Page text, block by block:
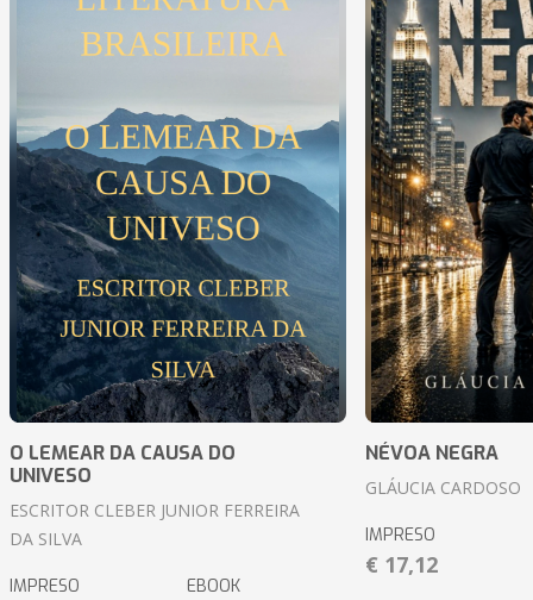
O LEMEAR DA CAUSA DO
UNIVESO
ESCRITOR CLEBER JUNIOR FERREIRA
DA SILVA
IMPRESO EBOOK
NÉVOA NEGRA
GLÁUCIA CARDOSO
IMPRESO
€ 17,12